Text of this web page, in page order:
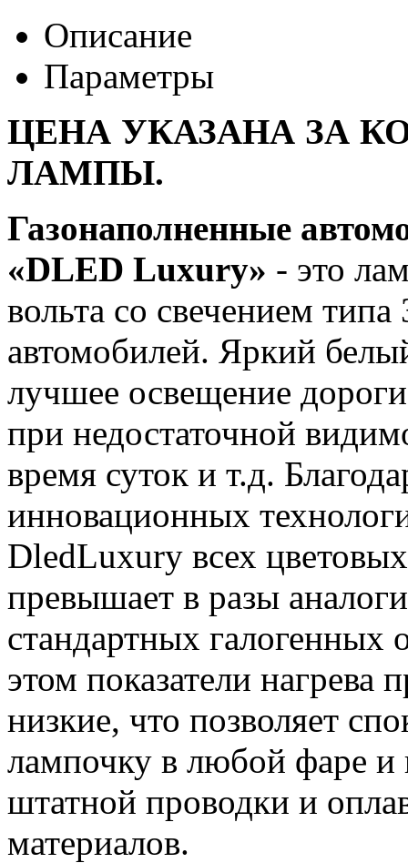
Описание
Параметры
ЦЕНА УКАЗАНА ЗА
ЛАМПЫ.
Газонаполненные
«DLED Luxury» - это
вольта со свечением
автомобилей. Яркий
лучшее освещение
при недостаточной
время суток и т.д.
инновационных
DledLuxury всех
превышает в разы
стандартных галогенных
этом показатели нагрева
низкие, что позволяет
лампочку в любой фаре и
штатной проводки и
материалов.